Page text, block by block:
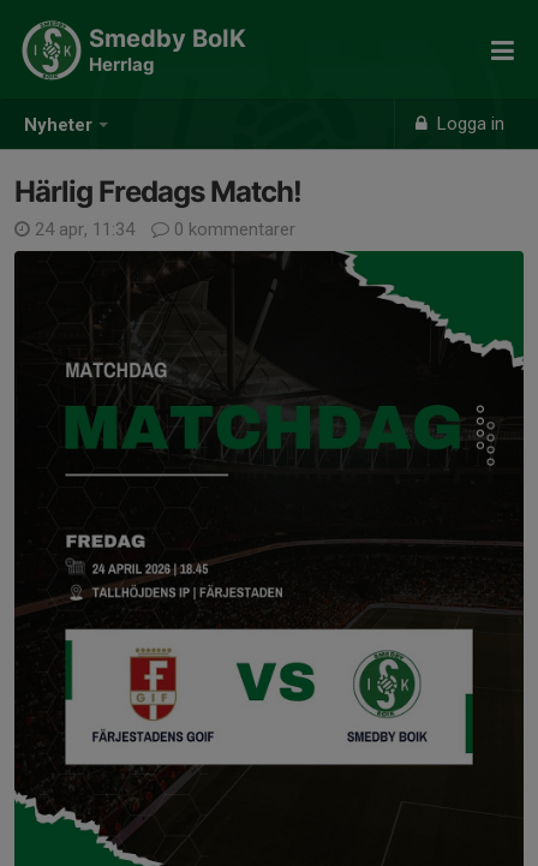
Nyheter Logga in
Smedby BoIK
Herrlag
Härlig Fredags Match!
24 apr, 11:34 0 kommentarer